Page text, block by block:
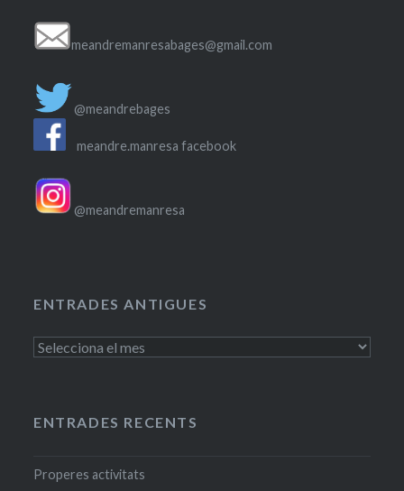
meandremanresabages@gmail.com
@meandrebages
meandre.manresa facebook
@meandremanresa
ENTRADES ANTIGUES
Entrades
ENTRADES RECENTS
Properes activitats